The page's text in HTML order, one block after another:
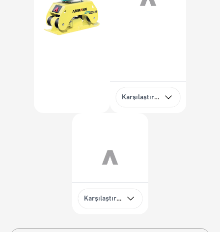
Karşılaştırma
Karşılaştırma